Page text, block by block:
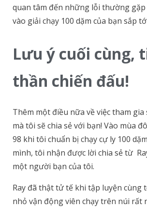
quan tâm đến những lỗi thường gặp
vào giải chạy 100 dặm của bạn sắp
Lưu ý cuối cùng,
thần chiến đấu!
Thêm một điều nữa về việc tham
mà tôi sẽ chia sẻ với bạn! Vào mùa
98 khi tôi chuẩn bị chạy cự ly 100
mình, tôi nhận được lời chia sẻ từ
một người bạn của tôi.
Ray đã thật tử tế khi tập luyện cùng
nhỏ vận động viên chạy trên núi rất